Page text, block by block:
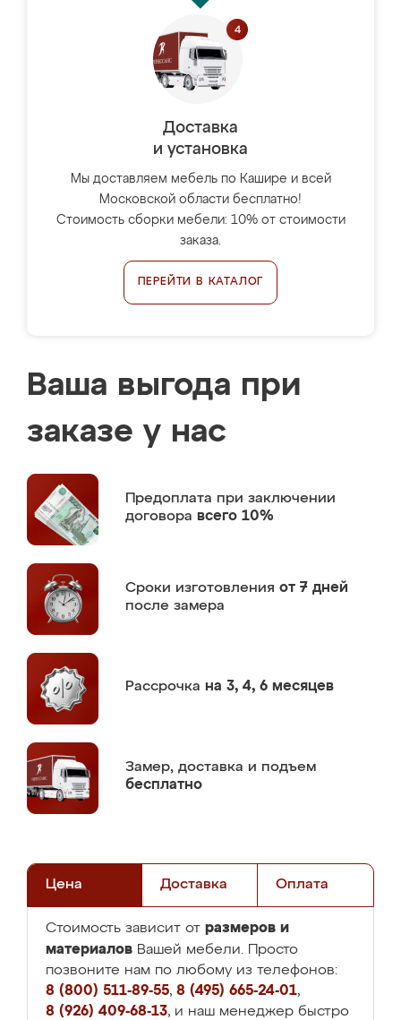
Доставка
и установка
Мы доставляем мебель по Кашире и всей
Московской области бесплатно!
Стоимость сборки мебели: 10% от стоимости
заказа.
ПЕРЕЙТИ В КАТАЛОГ
Ваша выгода при
заказе у нас
Предоплата при заключении
договора всего 10%
Сроки изготовления от 7 дней
после замера
Рассрочка на 3, 4, 6 месяцев
Замер, доставка и подъем
бесплатно
Цена Доставка Оплата
Стоимость зависит от размеров и
материалов Вашей мебели. Просто
позвоните нам по любому из телефонов:
8 (800) 511-89-55, 8 (495) 665-24-01,
8 (926) 409-68-13, и наш менеджер быстро